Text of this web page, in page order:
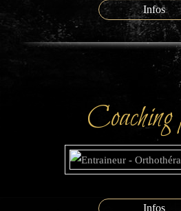
Infos
Coaching
Infos